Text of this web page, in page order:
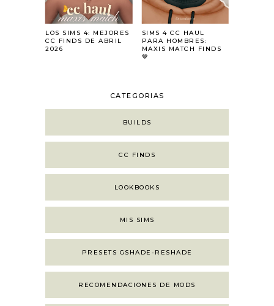
LOS SIMS 4: MEJORES
CC FINDS DE ABRIL
2026
SIMS 4 CC HAUL
PARA HOMBRES:
MAXIS MATCH FINDS
🤎
CATEGORIAS
BUILDS
CC FINDS
LOOKBOOKS
MIS SIMS
PRESETS GSHADE-RESHADE
RECOMENDACIONES DE MODS